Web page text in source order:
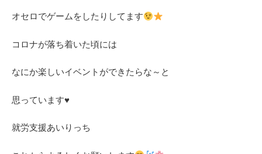
オセロでゲームをしたりしてます
コロナが落ち着いた頃には
なにか楽しいイベントができたらな～と
思っています♥️
就労支援あいりっち